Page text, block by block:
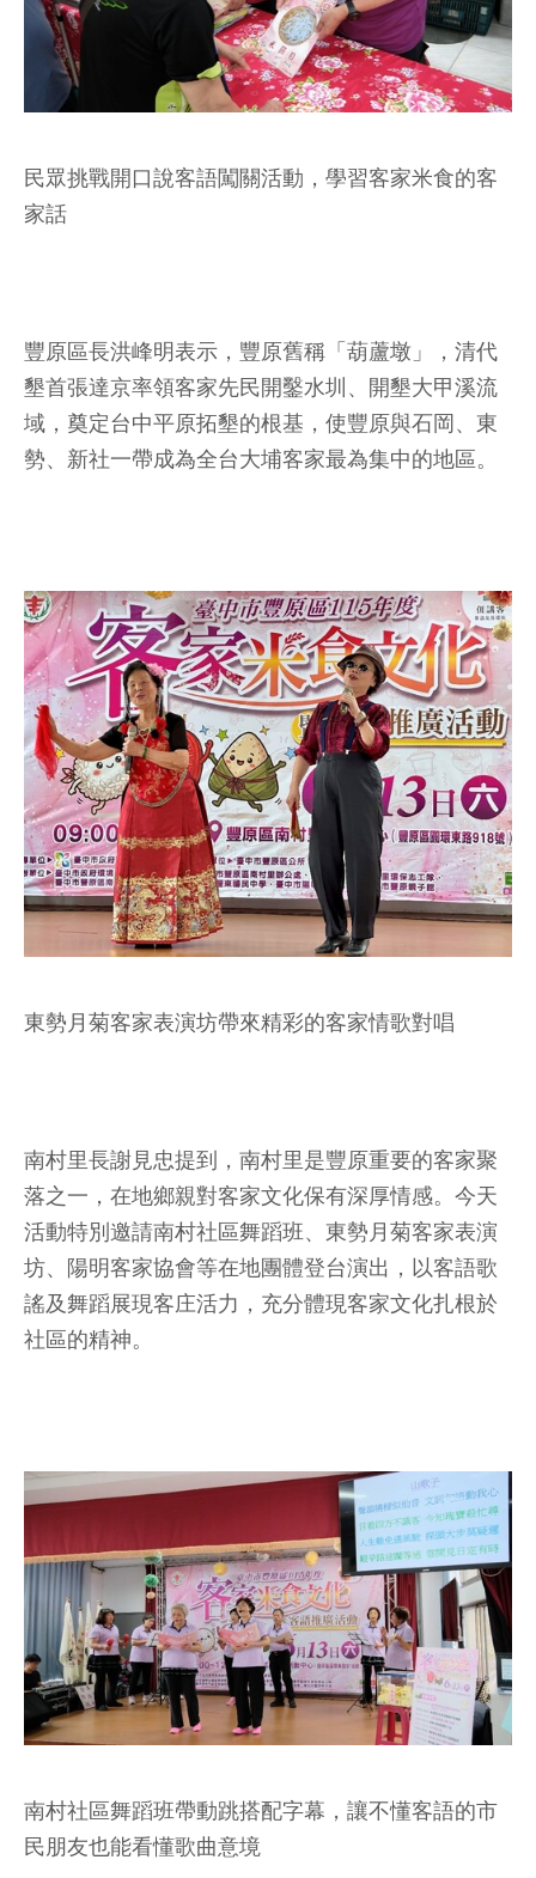
民眾挑戰開口說客語闖關活動，學習客家米食的客
家話
豐原區長洪峰明表示，豐原舊稱「葫蘆墩」，清代
墾首張達京率領客家先民開鑿水圳、開墾大甲溪流
域，奠定台中平原拓墾的根基，使豐原與石岡、東
勢、新社一帶成為全台大埔客家最為集中的地區。
東勢月菊客家表演坊帶來精彩的客家情歌對唱
南村里長謝見忠提到，南村里是豐原重要的客家聚
落之一，在地鄉親對客家文化保有深厚情感。今天
活動特別邀請南村社區舞蹈班、東勢月菊客家表演
坊、陽明客家協會等在地團體登台演出，以客語歌
謠及舞蹈展現客庄活力，充分體現客家文化扎根於
社區的精神。
南村社區舞蹈班帶動跳搭配字幕，讓不懂客語的市
民朋友也能看懂歌曲意境